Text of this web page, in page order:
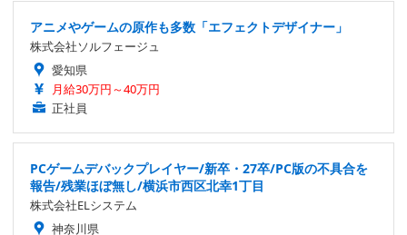
アニメやゲームの原作も多数「エフェクトデザイナー」
株式会社ソルフェージュ
愛知県
月給30万円～40万円
正社員
PCゲームデバックプレイヤー/新卒・27卒/PC版の不具合を
報告/残業ほぼ無し/横浜市西区北幸1丁目
株式会社ELシステム
神奈川県